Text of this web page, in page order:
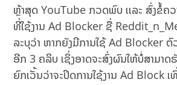
ຫຼ້າສຸດ YouTube ກວດພົບ ເເລະ ສົ່ງຂໍ້ຄວ
ທີ່ໃຊ້ງານ Ad Blocker ຊື່
ລະບຸວ່າ ຫາກຍັງມີການໃຊ້ Ad Blocker
ອີກ 3 ຄລິບ ເຊິ່ງອາດຈະສົ່ງຜົນໃຫ້ບໍ່ສາມາ
ຍົກເວັ້ນວ່າຈະປິດການໃຊ້ງານ Ad Block ເ